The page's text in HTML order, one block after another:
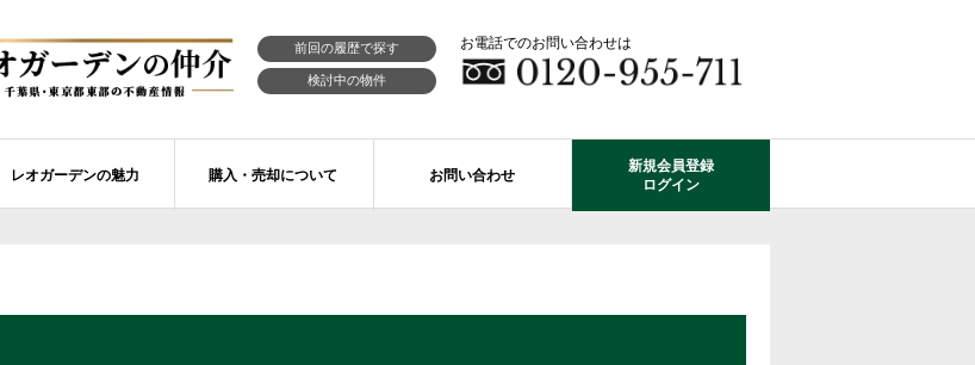
前回の履歴で探す
検討中の物件
お電話でのお問い合わせは
レオガーデンの魅力 購入・売却について お問い合わせ
新規会員登録
ログイン